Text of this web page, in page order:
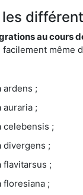
au cours
même
ardens ;
auraria ;
celebensis ;
divergens ;
flavitarsus ;
floresiana ;